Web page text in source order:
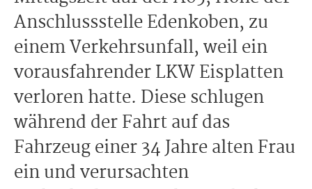
Anschlussstelle Edenkoben, zu
einem Verkehrsunfall, weil ein
vorausfahrender LKW Eisplatten
verloren hatte. Diese schlugen
während der Fahrt auf das
Fahrzeug einer 34 Jahre alten Frau
ein und verursachten